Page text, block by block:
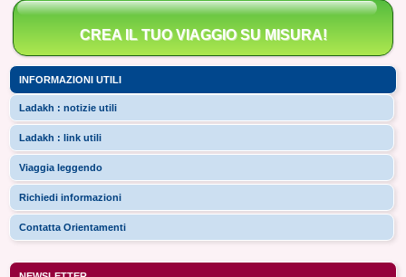
CREA IL TUO VIAGGIO SU MISURA!
INFORMAZIONI UTILI
Ladakh : notizie utili
Ladakh : link utili
Viaggia leggendo
Richiedi informazioni
Contatta Orientamenti